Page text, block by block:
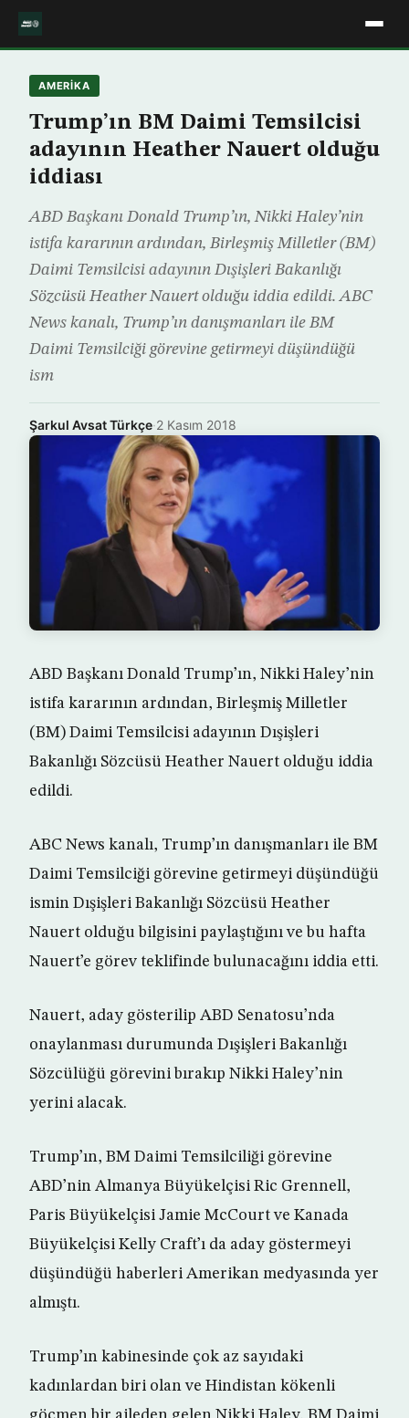
AMERIKA
Trump’ın BM Daimi Temsilcisi
adayının Heather Nauert olduğu
iddiası
ABD Başkanı Donald Trump’ın, Nikki Haley’nin
istifa kararının ardından, Birleşmiş Milletler (BM)
Daimi Temsilcisi adayının Dışişleri Bakanlığı
Sözcüsü Heather Nauert olduğu iddia edildi. ABC
News kanalı, Trump’ın danışmanları ile BM
Daimi Temsilciği görevine getirmeyi düşündüğü
ism
Şarkul Avsat Türkçe·2 Kasım 2018
ABD Başkanı Donald Trump’ın, Nikki Haley’nin
istifa kararının ardından, Birleşmiş Milletler
(BM) Daimi Temsilcisi adayının Dışişleri
Bakanlığı Sözcüsü Heather Nauert olduğu iddia
edildi.
ABC News kanalı, Trump’ın danışmanları ile BM
Daimi Temsilciği görevine getirmeyi düşündüğü
ismin Dışişleri Bakanlığı Sözcüsü Heather
Nauert olduğu bilgisini paylaştığını ve bu hafta
Nauert’e görev teklifinde bulunacağını iddia etti.
Nauert, aday gösterilip ABD Senatosu’nda
onaylanması durumunda Dışişleri Bakanlığı
Sözcülüğü görevini bırakıp Nikki Haley’nin
yerini alacak.
Trump’ın, BM Daimi Temsilciliği görevine
ABD’nin Almanya Büyükelçisi Ric Grennell,
Paris Büyükelçisi Jamie McCourt ve Kanada
Büyükelçisi Kelly Craft’ı da aday göstermeyi
düşündüğü haberleri Amerikan medyasında yer
almıştı.
Trump’ın kabinesinde çok az sayıdaki
kadınlardan biri olan ve Hindistan kökenli